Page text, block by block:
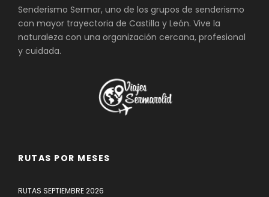
Senderismo Sermar, uno de los grupos de senderismo
con mayor trayectoria de Castilla y León. Vive la
naturaleza con una organización cercana, profesional
y cuidada.
RUTAS POR MESES
RUTAS SEPTIEMBRE 2026